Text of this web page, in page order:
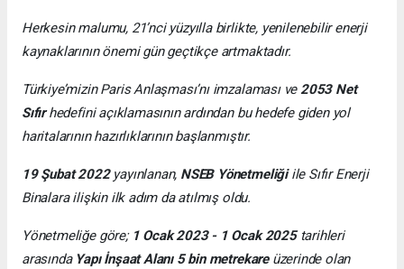
Herkesin malumu, 21’nci yüzyılla birlikte, yenilenebilir enerji
kaynaklarının önemi gün geçtikçe artmaktadır.
Türkiye’mizin Paris Anlaşması’nı imzalaması ve2053 Net
Sıfırhedefini açıklamasının ardından bu hedefe giden yol
haritalarının hazırlıklarının başlanmıştır.
19 Şubat 2022 yayınlanan, NSEB Yönetmeliğiile Sıfır Enerji
Binalara ilişkin ilk adım da atılmış oldu.
Yönetmeliğe göre; 1 Ocak 2023 - 1 Ocak 2025 tarihleri
arasında Yapı İnşaat Alanı 5 bin metrekare üzerinde olan